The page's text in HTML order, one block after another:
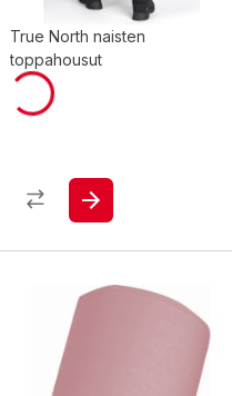
True North naisten
toppahousut